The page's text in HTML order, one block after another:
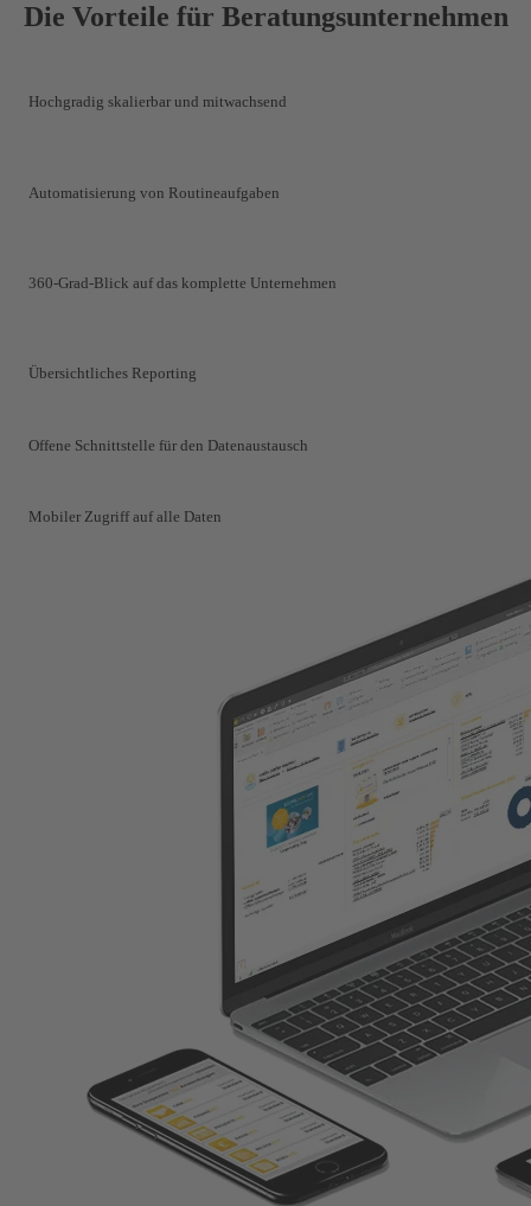
Die Vorteile für Beratungsunternehmen
Hochgradig skalierbar und mitwachsend
Automatisierung von Routineaufgaben
360-Grad-Blick auf das komplette Unternehmen
Übersichtliches Reporting
Offene Schnittstelle für den Datenaustausch
Mobiler Zugriff auf alle Daten